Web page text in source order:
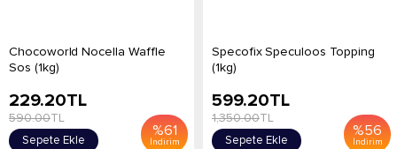
Chocoworld Nocella Waffle
Sos (1kg)
%61
İndirim
229.20TL
590.00TL
Sepete Ekle
Specofix Speculoos Topping
(1kg)
%56
İndirim
599.20TL
1,350.00TL
Sepete Ekle